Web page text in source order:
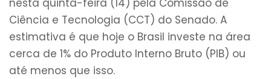
nesta quinta-feira (14) pela Comissão de
Ciência e Tecnologia (CCT) do Senado. A
estimativa é que hoje o Brasil investe na área
cerca de 1% do Produto Interno Bruto (PIB) ou
até menos que isso.